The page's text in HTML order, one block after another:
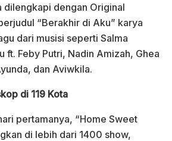
dilengkapi dengan Original
“Berakhir di Aku” karya
dari musisi seperti Salma
ft. Feby Putri, Nadin Amizah, Ghea
dan Aviwkila.
di 119 Kota
pertamanya, “Home Sweet
di lebih dari 1400 show,